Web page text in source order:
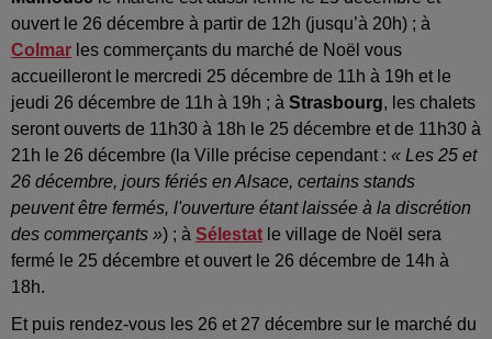
ouvert le 26 décembre à partir de 12h (jusqu’à 20h) ; à
Colmar les commerçants du marché de Noël vous
accueilleront le mercredi 25 décembre de 11h à 19h et le
jeudi 26 décembre de 11h à 19h ; à Strasbourg, les chalets
seront ouverts de 11h30 à 18h le 25 décembre et de 11h30 à
21h le 26 décembre (la Ville précise cependant : « Les 25 et
26 décembre, jours fériés en Alsace, certains stands
peuvent être fermés, l'ouverture étant laissée à la discrétion
des commerçants ») ; à Sélestat le village de Noël sera
fermé le 25 décembre et ouvert le 26 décembre de 14h à
18h.
Et puis rendez-vous les 26 et 27 décembre sur le marché du